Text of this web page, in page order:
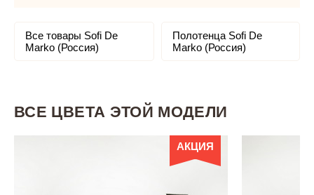
Все товары Sofi De
Marko (Россия)
Полотенца Sofi De
Marko (Россия)
ВСЕ ЦВЕТА ЭТОЙ МОДЕЛИ
АКЦИЯ